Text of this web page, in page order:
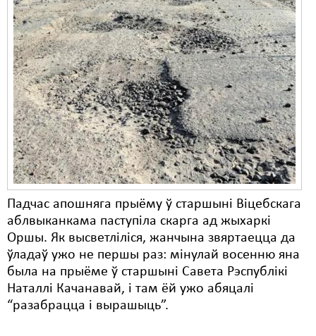
Падчас апошняга прыёму ў старшыні Віцебскага
аблвыканкама паступіла скарга ад жыхаркі
Оршы. Як высветліліся, жанчына звяртаецца да
ўладаў ужо не першы раз: мінулай восенню яна
была на прыёме ў старшыні Савета Рэспублікі
Наталлі Качанавай, і там ёй ужо абяцалі
“разабрацца і вырашыць”.
Сьмяротнае пакараньне
Экалёгія
Правы працоўных
Сацыяльныя правы